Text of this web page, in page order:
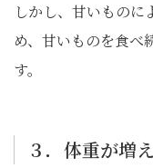
しかし、甘いもの
め、甘いものを食べ
す。
３．体重が増